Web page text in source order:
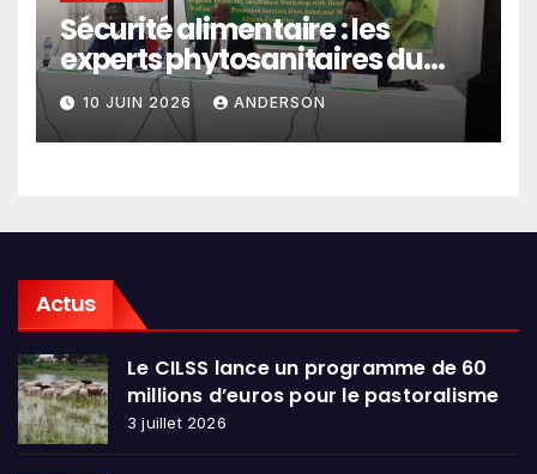
Sécurité alimentaire : les
experts phytosanitaires du
Sahel et d’Afrique de l’Ouest
en conclave à Lomé
10 JUIN 2026 ANDERSON
Actus
Le CILSS lance un programme de 60
millions d’euros pour le pastoralisme
3 juillet 2026